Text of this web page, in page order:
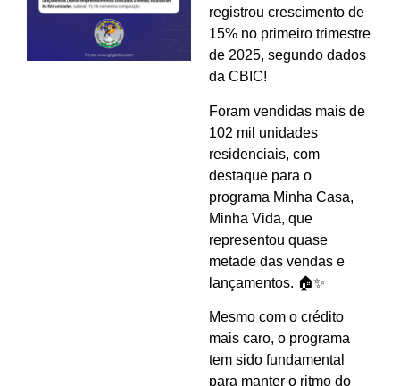
registrou crescimento de
15% no primeiro trimestre
de 2025, segundo dados
da CBIC!
Foram vendidas mais de
102 mil unidades
residenciais, com
destaque para o
programa Minha Casa,
Minha Vida, que
representou quase
metade das vendas e
lançamentos. 🏠✨
Mesmo com o crédito
mais caro, o programa
tem sido fundamental
para manter o ritmo do